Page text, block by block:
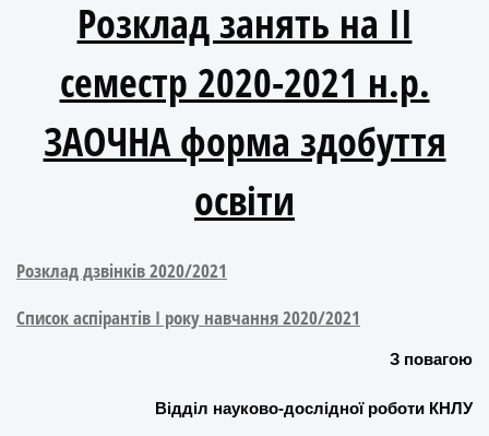
Розклад занять на ІІ
семестр 2020-2021 н.р.
ЗАОЧНА форма здобуття
освіти
Розклад дзвінків 2020/2021
Список аспірантів І року навчання 2020/2021
З повагою
Відділ науково-дослідної роботи КНЛУ